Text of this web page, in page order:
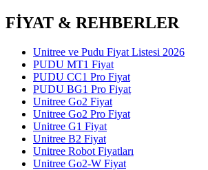
FİYAT & REHBERLER
Unitree ve Pudu Fiyat Listesi 2026
PUDU MT1 Fiyat
PUDU CC1 Pro Fiyat
PUDU BG1 Pro Fiyat
Unitree Go2 Fiyat
Unitree Go2 Pro Fiyat
Unitree G1 Fiyat
Unitree B2 Fiyat
Unitree Robot Fiyatları
Unitree Go2-W Fiyat